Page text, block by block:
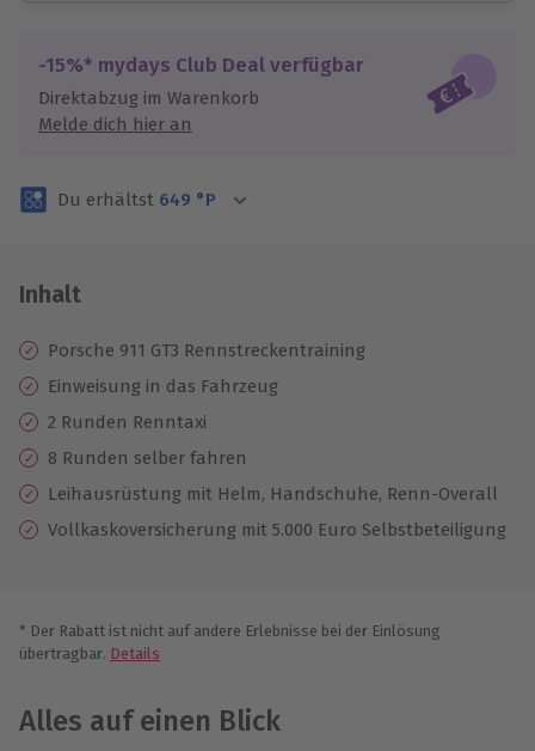
Jeder Gutschein für alle Erlebnisse einlösbar.
Maximale Sicherheit
3 Jahre gültig & verlängerbar.
-15%* mydays Club Deal verfügbar
Direktabzug im Warenkorb
Melde dich hier an
Du erhältst 649 °P
Inhalt
Porsche 911 GT3 Rennstreckentraining
Einweisung in das Fahrzeug
2 Runden Renntaxi
8 Runden selber fahren
Leihausrüstung mit Helm, Handschuhe, Renn-Overall
Vollkaskoversicherung mit 5.000 Euro Selbstbeteiligung
* Der Rabatt ist nicht auf andere Erlebnisse bei der Einlösung
übertragbar. Details
Alles auf einen Blick